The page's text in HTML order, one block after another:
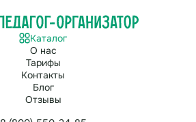
Каталог
О нас
Тарифы
Контакты
Блог
Отзывы